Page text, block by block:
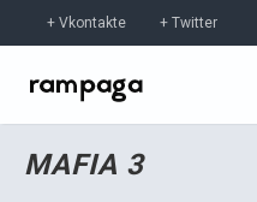
Vkontakte Twitter
MAFIA 3